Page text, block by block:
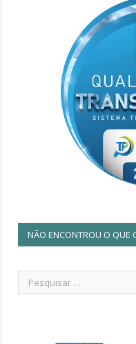
NÃO ENCONTROU O QUE